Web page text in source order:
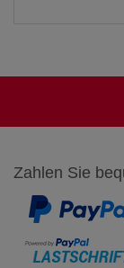
Zahlen Sie